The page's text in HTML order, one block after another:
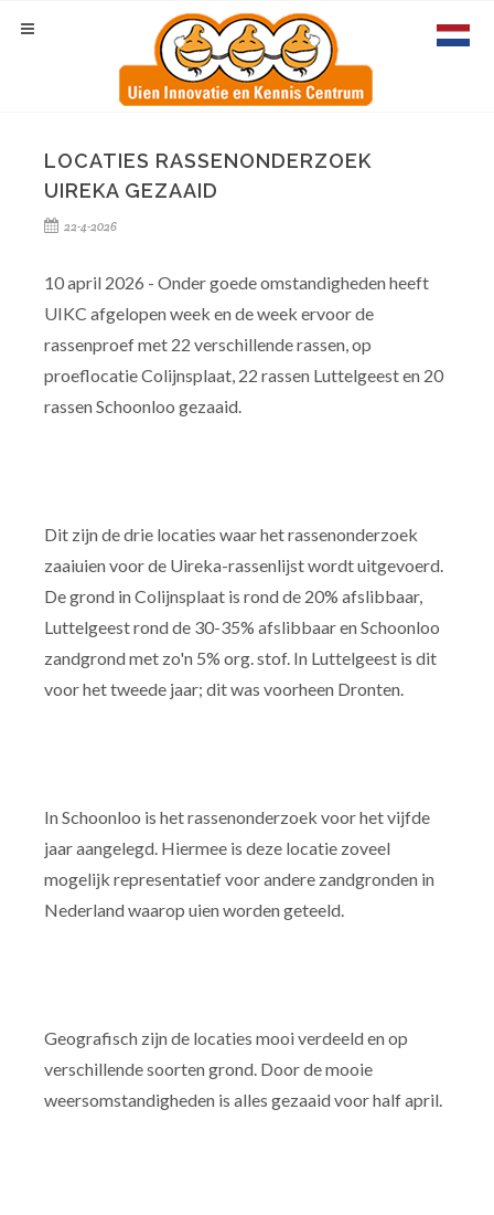
LOCATIES RASSENONDERZOEK
UIREKA GEZAAID
22-4-2026
10 april 2026 - Onder goede omstandigheden heeft
UIKC afgelopen week en de week ervoor de
rassenproef met 22 verschillende rassen, op
proeflocatie Colijnsplaat, 22 rassen Luttelgeest en 20
rassen Schoonloo gezaaid.
Dit zijn de drie locaties waar het rassenonderzoek
zaaiuien voor de Uireka-rassenlijst wordt uitgevoerd.
De grond in Colijnsplaat is rond de 20% afslibbaar,
Luttelgeest rond de 30-35% afslibbaar en Schoonloo
zandgrond met zo'n 5% org. stof. In Luttelgeest is dit
voor het tweede jaar; dit was voorheen Dronten.
In Schoonloo is het rassenonderzoek voor het vijfde
jaar aangelegd. Hiermee is deze locatie zoveel
mogelijk representatief voor andere zandgronden in
Nederland waarop uien worden geteeld.
Geografisch zijn de locaties mooi verdeeld en op
verschillende soorten grond. Door de mooie
weersomstandigheden is alles gezaaid voor half april.